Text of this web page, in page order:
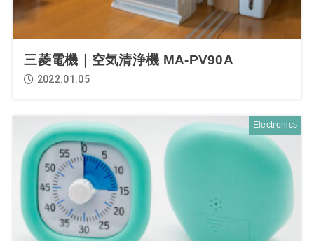
三菱電機｜空気清浄機 MA-PV90A
2022.01.05
Electronics